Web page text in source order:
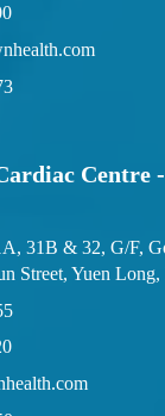
Centre
31B & 32, G/F,
Street, Yuen Long,